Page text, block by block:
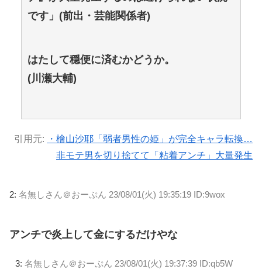
です」(前出・芸能関係者)
はたして穏便に済むかどうか。
(川瀬大輔)
引用元:
・檜山沙耶「弱者男性の姫」が完全キャラ転換…
非モテ男を切り捨てて「粘着アンチ」大量発生
2: 名無しさん＠おーぷん 23/08/01(火) 19:35:19 ID:9wox
アンチで炎上して金にするだけやな
3: 名無しさん＠おーぷん 23/08/01(火) 19:37:39 ID:qb5W